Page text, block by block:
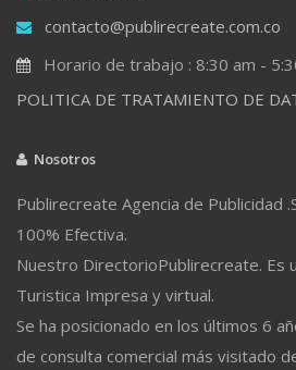
contacto@publirecreate.com.co
Horario de trabajo : 8:30 am -
POLITICA DE TRATAMIENTO DE
Nosotros
Publirecreate Agencia de Publicidad
100% Efectiva.
Nuestro DirectorioPublirecreate. Es
Turistica Impresa y virtual.
Se ha posicionado en los últimos 6
de consulta comercial más visitado